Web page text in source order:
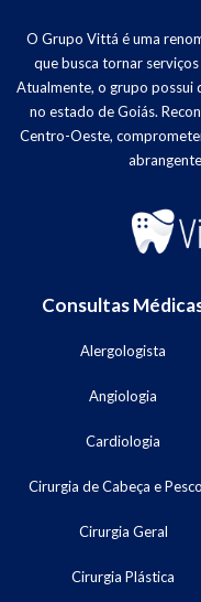
O Grupo Vittá é uma
que busca tornar
Atualmente, o grupo possui
no estado de Goiás.
Centro-Oeste,
Consultas
Alergologista
Angiologia
Cardiologia
Cirurgia de Cabeça e
Cirurgia Geral
Cirurgia Plástica